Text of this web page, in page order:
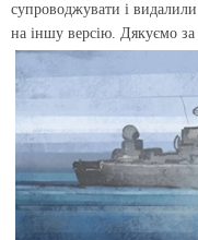
супроводжувати і
на іншу версію. Дякуємо за